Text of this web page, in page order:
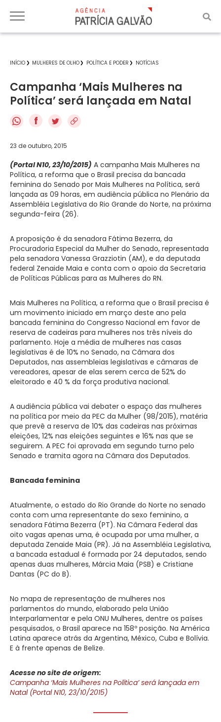
INÍCIO MULHERES DE OLHO POLÍTICA E PODER NOTÍCIAS
Campanha ‘Mais Mulheres na
Política’ será lançada em Natal
f
23 de outubro, 2015
(Portal N10, 23/10/2015) A campanha Mais Mulheres na
Política, a reforma que o Brasil precisa da bancada
feminina do Senado por Mais Mulheres na Política, será
lançada as 09 horas, em audiência pública no Plenário da
Assembléia Legislativa do Rio Grande do Norte, na próxima
segunda-feira (26).
A proposição é da senadora Fátima Bezerra, da
Procuradoria Especial da Mulher do Senado, representada
pela senadora Vanessa Grazziotin (AM), e da deputada
federal Zenaide Maia e conta com o apoio da Secretaria
de Políticas Públicas para as Mulheres do RN.
Mais Mulheres na Política, a reforma que o Brasil precisa é
um movimento iniciado em março deste ano pela
bancada feminina do Congresso Nacional em favor de
reserva de cadeiras para mulheres nos três níveis do
parlamento. Hoje a média de mulheres nas casas
legislativas é de 10% no Senado, na Câmara dos
Deputados, nas assembleias legislativas e câmaras de
vereadores, apesar de elas serem cerca de 52% do
eleitorado e 40 % da força produtiva nacional.
A audiência pública vai debater o espaço das mulheres
na política por meio da PEC da Mulher (98/2015), matéria
que prevê a reserva de 10% das cadeiras nas próximas
eleições, 12% nas eleições seguintes e 16% nas que se
seguirem. A PEC foi aprovada em segundo turno pelo
Senado e tramita agora na Câmara dos Deputados.
Bancada feminina
Atualmente, o estado do Rio Grande do Norte no senado
conta com uma representante do sexo feminino, a
senadora Fátima Bezerra (PT). Na Câmara Federal das
oito vagas apenas uma, é ocupada por uma mulher, a
deputada Zenaide Maia (PR). Já na Assembléia Legislativa,
a bancada estadual é formada por 24 deputados, sendo
apenas duas mulheres, Márcia Maia (PSB) e Cristiane
Dantas (PC do B).
No mapa de representação de mulheres nos
parlamentos do mundo, elaborado pela União
Interparlamentar e pela ONU Mulheres, dentre os países
pesquisados, o Brasil aparece na 158º posição. Na América
Latina aparece atrás da Argentina, México, Cuba e Bolívia.
E à frente apenas de Belize.
Acesse no site de origem:
Campanha ‘Mais Mulheres na Política’ será lançada em
Natal (Portal N10, 23/10/2015)